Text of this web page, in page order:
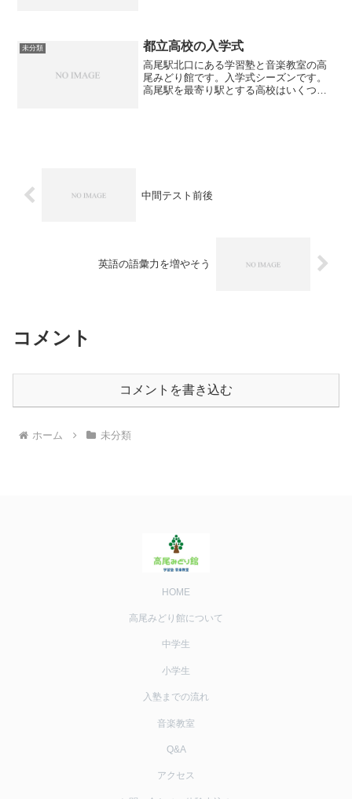
（中３）・・・数...
未分類 都立高校の入学式
高尾駅北口にある学習塾と音楽教室の高
尾みどり館です。入学式シーズンです。
高尾駅を最寄り駅とする高校はいくつか
中間テスト前後
英語の語彙力を増やそう
コメント
コメントを書き込む
ホーム 未分類
HOME
高尾みどり館について
中学生
小学生
入塾までの流れ
音楽教室
Q&A
アクセス